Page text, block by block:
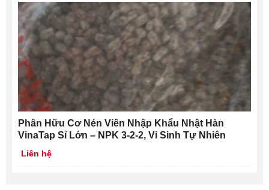
Phân Hữu Cơ Nén Viên Nhập Khẩu Nhật Hàn
VinaTap Sỉ Lớn – NPK 3-2-2, Vi Sinh Tự Nhiên
Liên hệ